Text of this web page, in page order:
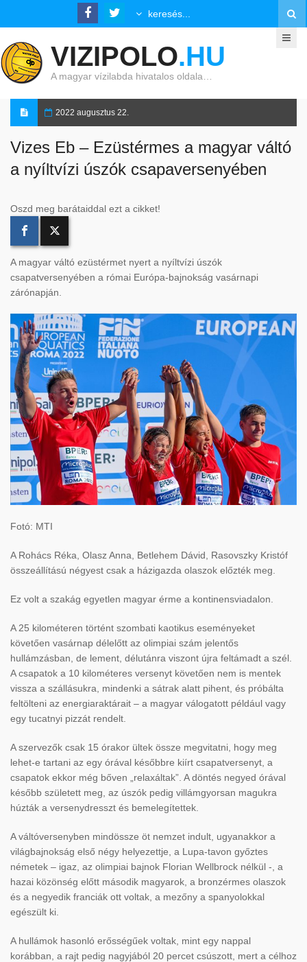
VIZIPOLO.HU
A magyar vízilabda hivatalos oldala…
2022 augusztus 22.
Vizes Eb – Ezüstérmes a magyar váltó
a nyíltvízi úszók csapaversenyében
Oszd meg barátaiddal ezt a cikket!
A magyar váltó ezüstérmet nyert a nyíltvízi úszók
csapatversenyében a római Európa-bajnokság vasárnapi
zárónapján.
Fotó: MTI
A Rohács Réka, Olasz Anna, Betlehem Dávid, Rasovszky Kristóf
összeállítású négyest csak a házigazda olaszok előzték meg.
Ez volt a szakág egyetlen magyar érme a kontinensviadalon.
A 25 kilométeren történt szombati kaotikus eseményeket
követően vasárnap délelőtt az olimpiai szám jelentős
hullámzásban, de lement, délutánra viszont újra feltámadt a szél.
A csapatok a 10 kilométeres versenyt követően nem is mentek
vissza a szállásukra, mindenki a sátrak alatt pihent, és próbálta
feltölteni az energiaraktárait – a magyar válogatott például vagy
egy tucatnyi pizzát rendelt.
A szervezők csak 15 órakor ültek össze megvitatni, hogy meg
lehet-e tartani az egy órával későbbre kiírt csapatversenyt, a
csapatok ekkor még bőven „relaxáltak”. A döntés negyed órával
később született meg, az úszók pedig villámgyorsan magukra
húzták a versenydresszt és bemelegítettek.
A váltóversenyben mindössze öt nemzet indult, ugyanakkor a
világbajnokság első négy helyezettje, a Lupa-tavon győztes
németek – igaz, az olimpiai bajnok Florian Wellbrock nélkül -, a
hazai közönség előtt második magyarok, a bronzérmes olaszok
és a negyedik franciák ott voltak, a mezőny a spanyolokkal
egészült ki.
A hullámok hasonló erősségűek voltak, mint egy nappal
korábban, a rajt pedig nagyjából 20 percet csúszott, mert a célhoz